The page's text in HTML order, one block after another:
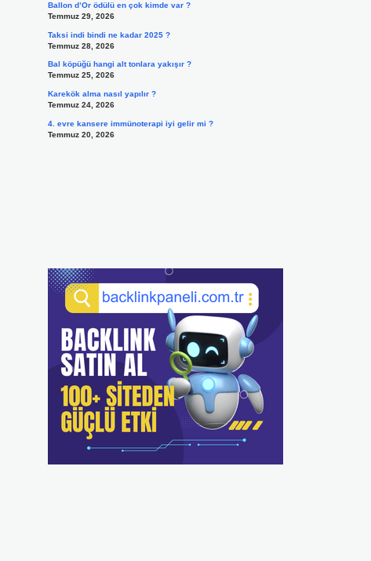
Ballon d’Or ödülü en çok kimde var ?
Temmuz 29, 2026
Taksi indi bindi ne kadar 2025 ?
Temmuz 28, 2026
Bal köpüğü hangi alt tonlara yakışır ?
Temmuz 25, 2026
Karekök alma nasıl yapılır ?
Temmuz 24, 2026
4. evre kansere immünoterapi iyi gelir mi ?
Temmuz 20, 2026